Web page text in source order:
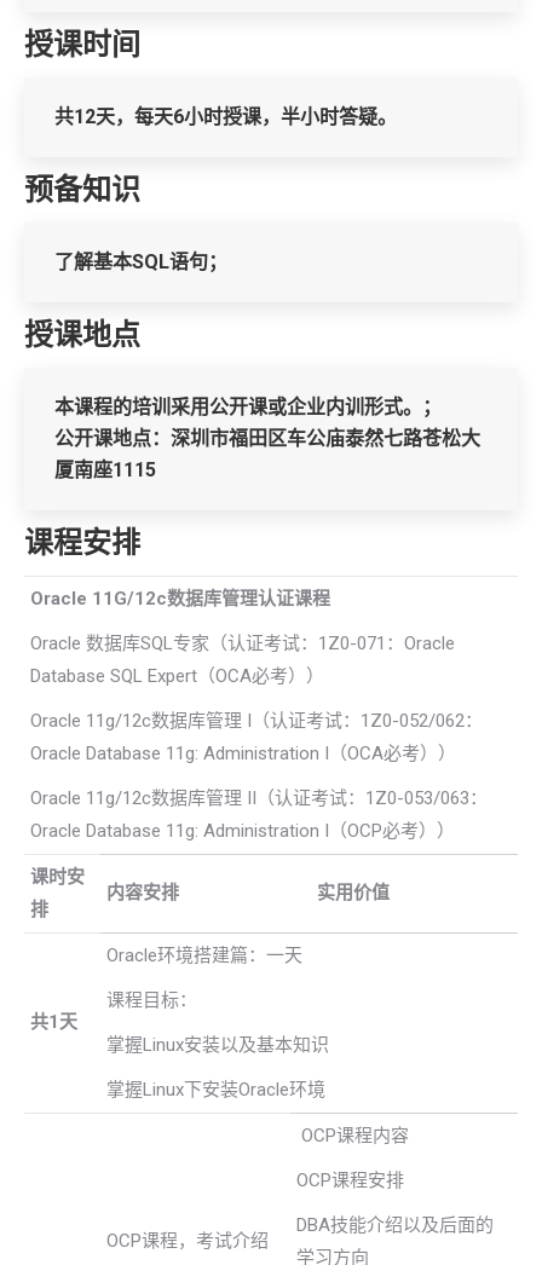
授课时间
共12天，每天6小时授课，半小时答疑。
预备知识
了解基本SQL语句；
授课地点
本课程的培训采用公开课或企业内训形式。；
公开课地点：深圳市福田区车公庙泰然七路苍松大
厦南座1115
课程安排
Oracle 11G/12c数据库管理认证课程
Oracle 数据库SQL专家（认证考试：1Z0-071：Oracle
Database SQL Expert（OCA必考））
Oracle 11g/12c数据库管理 I（认证考试：1Z0-052/062：
Oracle Database 11g: Administration I（OCA必考））
Oracle 11g/12c数据库管理 II（认证考试：1Z0-053/063：
Oracle Database 11g: Administration I（OCP必考））
课时安
排
内容安排 实用价值
共1天
Oracle环境搭建篇：一天
课程目标：
掌握Linux安装以及基本知识
掌握Linux下安装Oracle环境
OCP课程，考试介绍
OCP课程内容
OCP课程安排
DBA技能介绍以及后面的
学习方向